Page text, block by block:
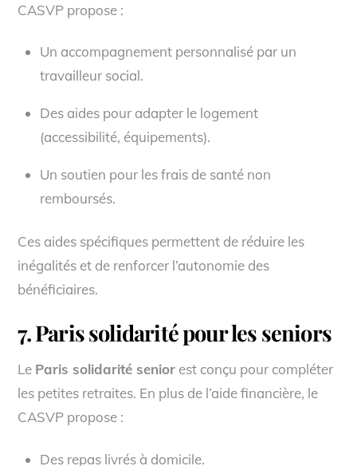
CASVP propose :
Un accompagnement personnalisé par un
travailleur social.
Des aides pour adapter le logement
(accessibilité, équipements).
Un soutien pour les frais de santé non
remboursés.
Ces aides spécifiques permettent de réduire les
inégalités et de renforcer l’autonomie des
bénéficiaires.
7. Paris solidarité pour les seniors
Le Paris solidarité senior est conçu pour compléter
les petites retraites. En plus de l’aide financière, le
CASVP propose :
Des repas livrés à domicile.